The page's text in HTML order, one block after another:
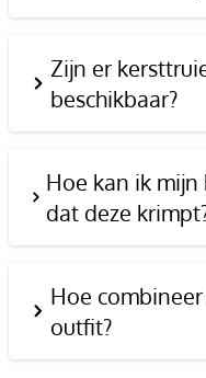
Zijn er
beschikbaar?
Hoe kan ik
dat deze
Hoe
outfit?